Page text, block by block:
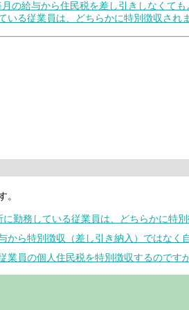
給与から住民税を差し引きしなくても
る従業員は、どちらかに特別徴収され
。
勤務している従業員は、どちらかに特
ら特別徴収（差し引き納入）ではなく
員の個人住民税を特別徴収するのです